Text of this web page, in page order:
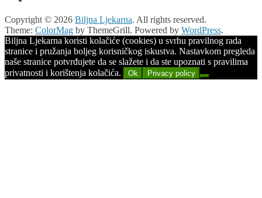
Copyright © 2026 Biljna Ljekarna. All rights reserved.
Theme: ColorMag by ThemeGrill. Powered by WordPress.
Biljna Ljekarna koristi kolačiće (cookies) u svrhu pravilnog rada
stranice i pružanja boljeg korisničkog iskustva. Nastavkom pregleda
naše stranice potvrđujete da se slažete i da ste upoznati s pravilima
privatnosti i korištenja kolačića.
Ok Privacy policy